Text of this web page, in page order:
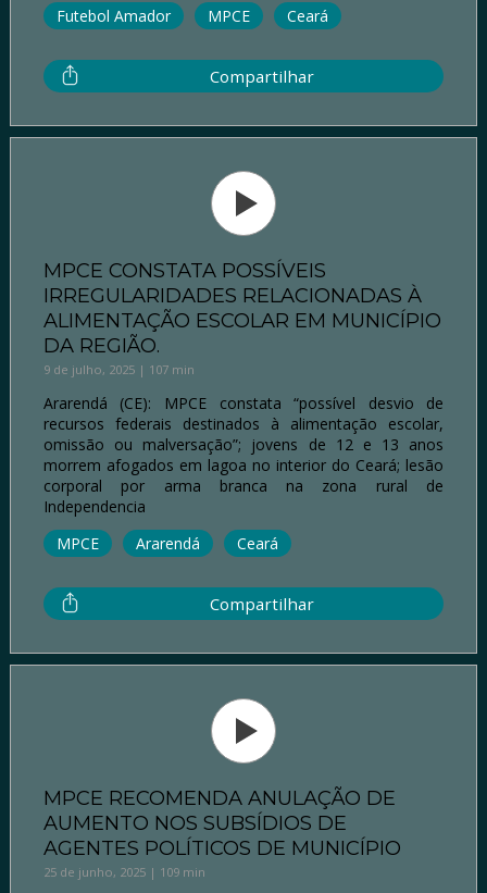
Futebol Amador MPCE Ceará
Compartilhar
MPCE CONSTATA POSSÍVEIS
IRREGULARIDADES RELACIONADAS À
ALIMENTAÇÃO ESCOLAR EM MUNICÍPIO
DA REGIÃO.
9 de julho, 2025 | 107 min
Ararendá (CE): MPCE constata “possível desvio de
recursos federais destinados à alimentação escolar,
omissão ou malversação”; jovens de 12 e 13 anos
morrem afogados em lagoa no interior do Ceará; lesão
corporal por arma branca na zona rural de
Independencia
MPCE
Ararendá Ceará
Compartilhar
MPCE RECOMENDA ANULAÇÃO DE
AUMENTO NOS SUBSÍDIOS DE
AGENTES POLÍTICOS DE MUNICÍPIO
25 de junho, 2025 | 109 min